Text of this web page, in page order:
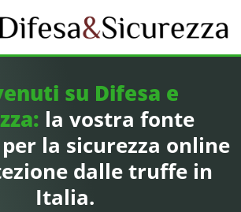
su Difesa e
la vostra fonte
la sicurezza online
dalle truffe in
Italia.